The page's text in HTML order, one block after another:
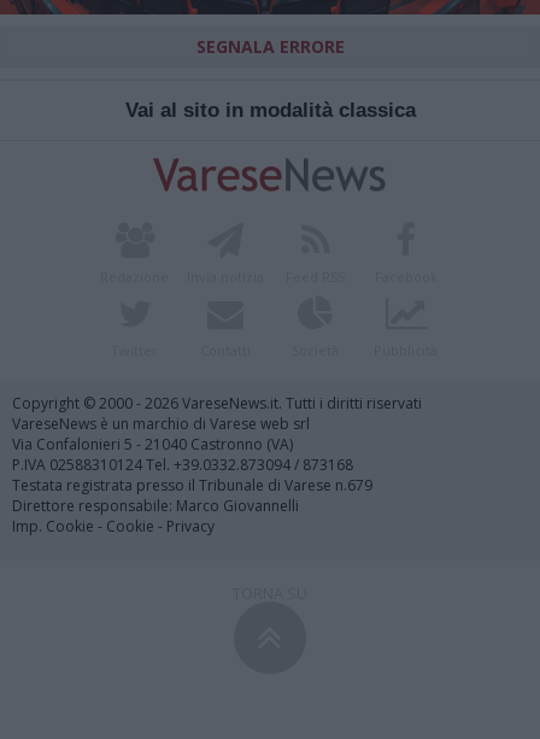
SEGNALA ERRORE
Vai al sito in modalità classica
Copyright © 2000 - 2026 VareseNews.it. Tutti i diritti riservati
VareseNews è un marchio di Varese web srl
Via Confalonieri 5 - 21040 Castronno (VA)
P.IVA 02588310124 Tel. +39.0332.873094 / 873168
Testata registrata presso il Tribunale di Varese n.679
Direttore responsabile: Marco Giovannelli
Imp. Cookie - Cookie - Privacy